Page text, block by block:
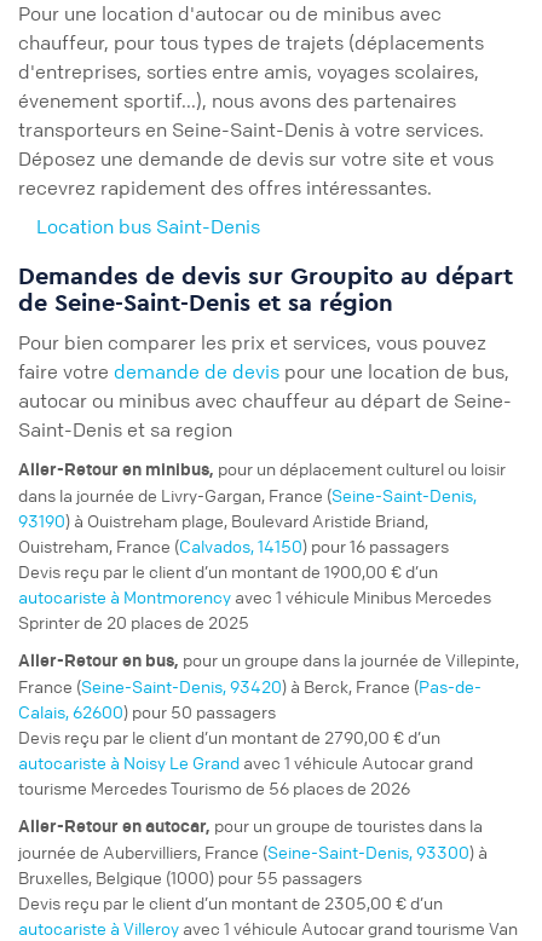
Pour une location d'autocar ou de minibus avec
chauffeur, pour tous types de trajets (déplacements
d'entreprises, sorties entre amis, voyages scolaires,
évenement sportif...), nous avons des partenaires
transporteurs en Seine-Saint-Denis à votre services.
Déposez une demande de devis sur votre site et vous
recevrez rapidement des offres intéressantes.
Location bus Saint-Denis
Demandes de devis sur Groupito au départ
de Seine-Saint-Denis et sa région
Pour bien comparer les prix et services, vous pouvez
faire votre demande de devis pour une location de bus,
autocar ou minibus avec chauffeur au départ de Seine-
Saint-Denis et sa region
Aller-Retouren minibus, pour undéplacement culturel ou loisir
dans la journée de Livry-Gargan, France (Seine-Saint-Denis,
93190) à Ouistreham plage, Boulevard Aristide Briand,
Ouistreham, France (Calvados, 14150) pour 16 passagers
Devis reçu par le client d’un montant de 1900,00 € d’un
autocariste à Montmorency avec 1 véhicule Minibus Mercedes
Sprinter de 20 places de 2025
Aller-Retouren bus, pour ungroupe dans la journée de Villepinte,
France (Seine-Saint-Denis, 93420) à Berck, France (Pas-de-
Calais, 62600) pour 50 passagers
Devis reçu par le client d’un montant de 2790,00 € d’un
autocariste à Noisy Le Grand avec 1 véhicule Autocar grand
tourisme Mercedes Tourismo de 56 places de 2026
Aller-Retouren autocar, pour ungroupe de touristesdans la
journée de Aubervilliers, France (Seine-Saint-Denis, 93300) à
Bruxelles, Belgique (1000) pour 55 passagers
Devis reçu par le client d’un montant de 2305,00 € d’un
autocariste à Villeroy avec 1 véhicule Autocar grand tourisme Van